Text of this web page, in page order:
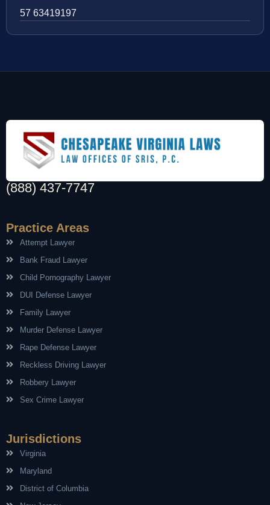
57 63419197
(888) 437-7747
Practice Areas
Attempt Lawyer
Bank Fraud Lawyer
Child Pornography Lawyer
DUI Defense Lawyer
Family Lawyer
Murder Defense Lawyer
Rape Defense Lawyer
Reckless Driving Lawyer
Robbery Lawyer
Sex Crime Lawyer
Jurisdictions
Virginia
Maryland
District of Columbia